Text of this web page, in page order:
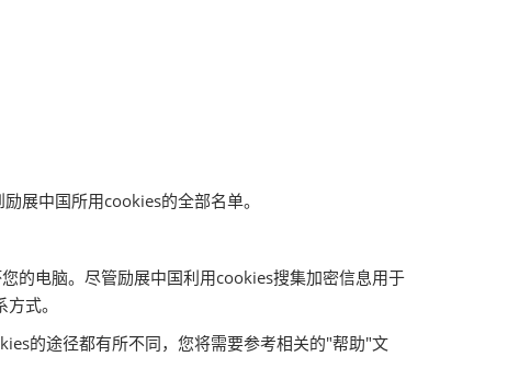
展中国所用cookies的全部名单。
的电脑。尽管励展中国利用cookies搜集加密信息用于
式。
的途径都有所不同，您将需要参考相关的"帮助"文